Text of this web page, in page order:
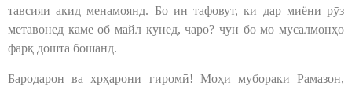
тавсияи акид менамоянд. Бо ин тафовут, ки дар миёни рӯз
метавонед каме об майл кунед, чаро? чун бо мо мусалмонҳо
фарқ дошта бошанд.
Бародарон ва хрҳарони гиромӣ! Моҳи мубораки Рамазон,